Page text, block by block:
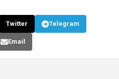
Twitter Telegram
Email